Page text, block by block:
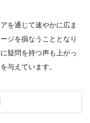
を通じて速やかに広ま
ジを損なうこととなり
疑問を持つ声も上がっ
与えています。